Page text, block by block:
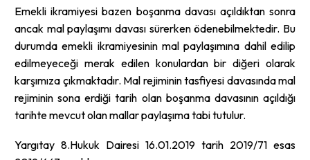
Emekli ikramiyesi bazen boşanma davası açıldıktan sonra
ancak mal paylaşımı davası sürerken ödenebilmektedir. Bu
durumda emekli ikramiyesinin mal paylaşımına dahil edilip
edilmeyeceği merak edilen konulardan bir diğeri olarak
karşımıza çıkmaktadır. Mal rejiminin tasfiyesi davasında mal
rejiminin sona erdiği tarih olan boşanma davasının açıldığı
tarihte mevcut olan mallar paylaşıma tabi tutulur.
Yargıtay 8.Hukuk Dairesi 16.01.2019 tarih 2019/71 esas